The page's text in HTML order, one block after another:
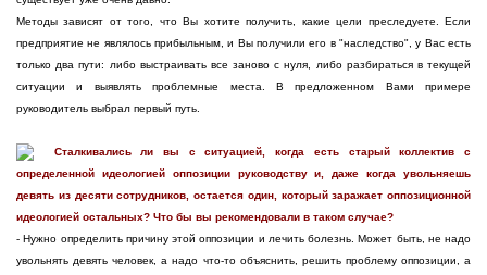
Методы зависят от того, что Вы хотите получить, какие цели преследуете. Если
предприятие не являлось прибыльным, и Вы получили его в "наследство", у Вас есть
только два пути: либо выстраивать все заново с нуля, либо разбираться в текущей
ситуации и выявлять проблемные места. В предложенном Вами примере
руководитель выбрал первый путь.
Сталкивались ли вы с ситуацией, когда есть старый коллектив с
определенной идеологией оппозиции руководству и, даже когда увольняешь
девять из десяти сотрудников, остается один, который заражает оппозиционной
идеологией остальных? Что бы вы рекомендовали в таком случае?
- Нужно определить причину этой оппозиции и лечить болезнь. Может быть, не надо
увольнять девять человек, а надо что-то объяснить, решить проблему оппозиции, а